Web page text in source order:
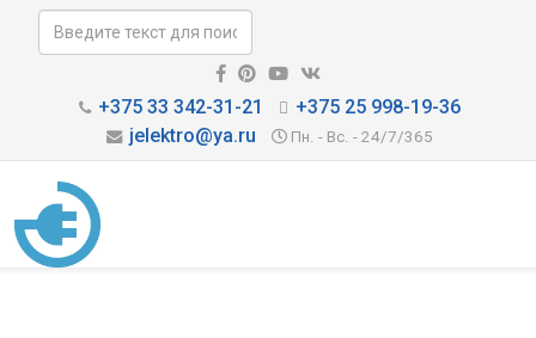
+375 33 342-31-21
+375 25 998-19-36
jelektro@ya.ru
Пн. - Вс. - 24/7/365